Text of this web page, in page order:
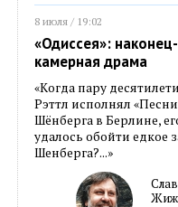
8 июля / 19:02
«Одиссея»:
камерная драма
«Когда пару
Рэттл исполнял
Шёнберга в Берлине,
удалось обойти едкое
Шенберга?...»